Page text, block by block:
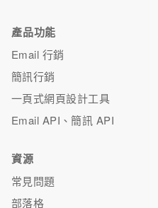
產品功能
Email 行銷
簡訊行銷
一頁式網頁設計工具
Email API、簡訊 API
資源
常見問題
部落格